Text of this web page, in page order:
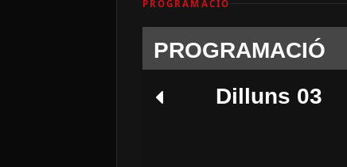
PROGRAMACIÓ
PROGRAMACIÓ
Dilluns 03